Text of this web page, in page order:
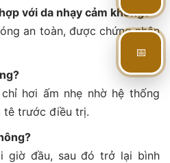
với da nhạy cảm không?
an toàn, được chứng nhận
hơi ấm nhẹ nhờ hệ thống
tê trước điều trị.
giờ đầu, sau đó trở lại bình
📅